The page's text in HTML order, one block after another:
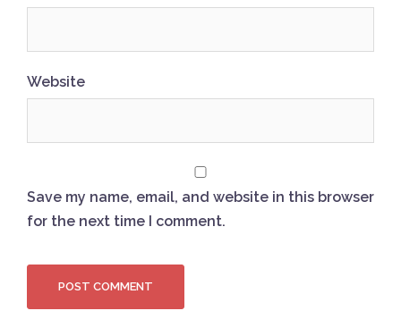
Website
Save my name, email, and website in this browser
for the next time I comment.